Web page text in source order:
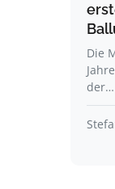
Die
der…